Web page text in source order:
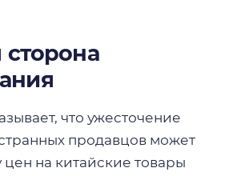
что ужесточение
продавцов может
цен на китайские товары